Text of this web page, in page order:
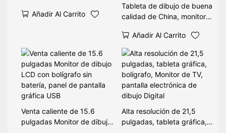
Añadir Al Carrito
Tableta de dibujo de buena
calidad de China, monitor
pantallas interactivas,
tabletas
Añadir Al Carrito
Venta caliente de 15.6
pulgadas Monitor de dibujo
Alta resolución de 21,5
pulgadas, tableta gráfica,